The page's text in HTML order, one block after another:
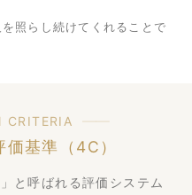
照らし続けてくれることで
CRITERIA
基準（4C）
と呼ばれる評価システム